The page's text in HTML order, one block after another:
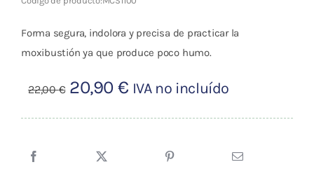
Forma segura, indolora y precisa de practicar la
moxibustión ya que produce poco humo.
22,00€ El
era:
20,90 €ElIVA no incluído